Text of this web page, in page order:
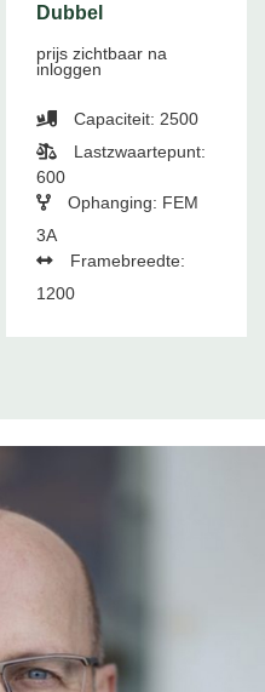
Dubbel
prijs zichtbaar na
inloggen
Capaciteit: 2500
Lastzwaartepunt:
600
Ophanging: FEM
3A
Framebreedte:
1200